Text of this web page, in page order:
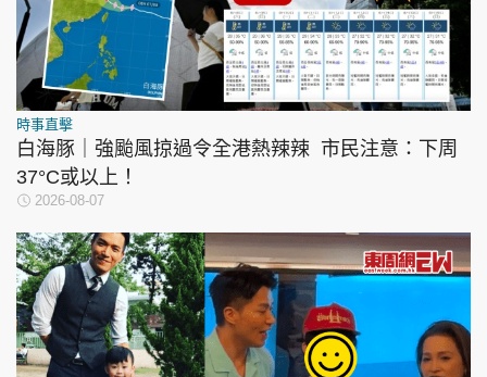
時事直擊
白海豚｜強颱風掠過令全港熱辣辣 市民注意：下周
37°C或以上！
2026-08-07